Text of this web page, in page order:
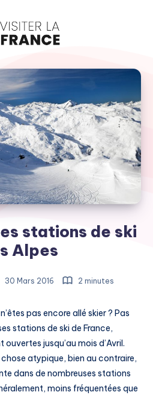
stations de ski
Alpes
30 Mars 2016 2 minutes
pas encore allé skier ? Pas
stations de ski de France,
jusqu’au mois d’Avril.
chose atypique, bien au contraire,
dans de nombreuses stations
moins fréquentées que